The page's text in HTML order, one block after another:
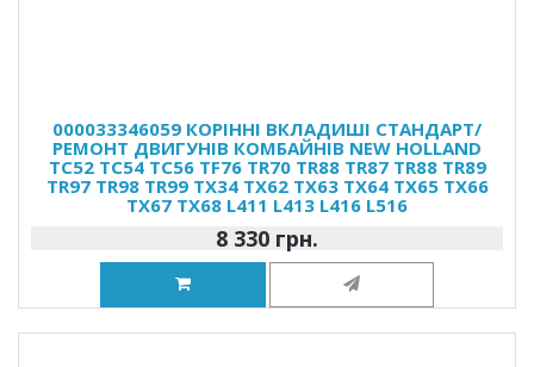
000033346059 КОРІННІ ВКЛАДИШІ СТАНДАРТ/
РЕМОНТ ДВИГУНІВ КОМБАЙНІВ NEW HOLLAND
TC52 TC54 TC56 TF76 TR70 TR88 TR87 TR88 TR89
TR97 TR98 TR99 TX34 TX62 TX63 TX64 TX65 TX66
TX67 TX68 L411 L413 L416 L516
8 330 грн.